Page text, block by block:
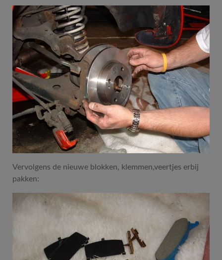
Vervolgens de nieuwe blokken, klemmen,veertjes erbij
pakken: